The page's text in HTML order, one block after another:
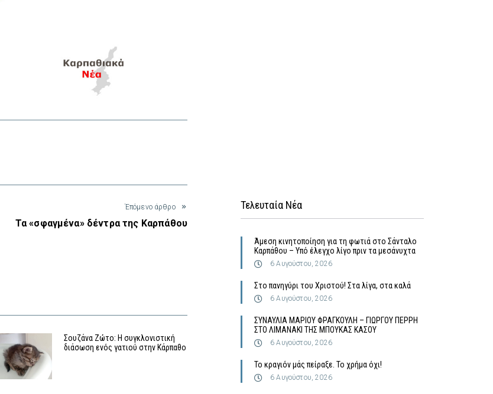
Έπόμενο άρθρο
Τα «σφαγμένα» δέντρα της Καρπάθου
Σουζάνα Ζώτο: Η συγκλονιστική
διάσωση ενός γατιού στην Κάρπαθο
Τελευταία Νέα
Άμεση κινητοποίηση για τη φωτιά στο Σάνταλο
Καρπάθου – Υπό έλεγχο λίγο πριν τα μεσάνυχτα
6 Αυγούστου, 2026
Στο πανηγύρι του Χριστού! Στα λίγα, στα καλά
6 Αυγούστου, 2026
ΣΥΝΑΥΛΙΑ ΜΑΡΙΟΥ ΦΡΑΓΚΟΥΛΗ – ΓΙΩΡΓΟΥ ΠΕΡΡΗ
ΣΤΟ ΛΙΜΑΝΑΚΙ ΤΗΣ ΜΠΟΥΚΑΣ ΚΑΣΟΥ
6 Αυγούστου, 2026
Το κραγιόν μάς πείραξε. Το χρήμα όχι!
6 Αυγούστου, 2026